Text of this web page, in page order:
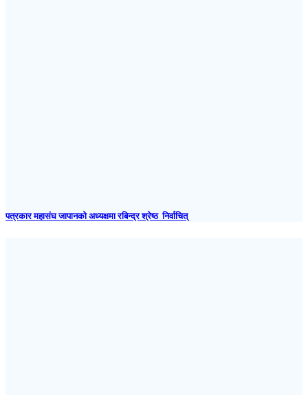
पत्रकार महासंघ जापानकाे अध्यक्षमा रबिन्द्र श्रेष्ठ निर्वाचित्